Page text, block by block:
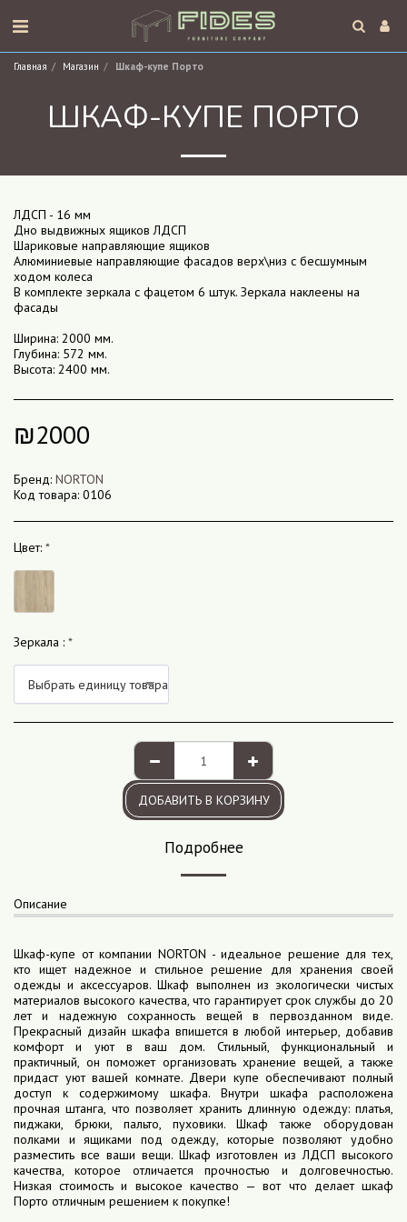
Главная Магазин Шкаф-купе Порто
ШКАФ-КУПЕ ПОРТО
ЛДСП - 16 мм
Дно выдвижных ящиков ЛДСП
Шариковые направляющие ящиков
Алюминиевые направляющие фасадов верх\низ с бесшумным
ходом колеса
В комплекте зеркала с фацетом 6 штук. Зеркала наклеены на
фасады
Ширина: 2000 мм.
Глубина: 572 мм.
Высота: 2400 мм.
₪2000
Бренд: NORTON
Код товара: 0106
Цвет: *
Зеркала : *
Выбрать единицу товара
ДОБАВИТЬ В КОРЗИНУ
Подробнее
Описание
Шкаф-купе от компании NORTON - идеальное решение для тех,
кто ищет надежное и стильное решение для хранения своей
одежды и аксессуаров. Шкаф выполнен из экологически чистых
материалов высокого качества, что гарантирует срок службы до 20
лет и надежную сохранность вещей в первозданном виде.
Прекрасный дизайн шкафа впишется в любой интерьер, добавив
комфорт и уют в ваш дом. Стильный, функциональный и
практичный, он поможет организовать хранение вещей, а также
придаст уют вашей комнате. Двери купе обеспечивают полный
доступ к содержимому шкафа. Внутри шкафа расположена
прочная штанга, что позволяет хранить длинную одежду: платья,
пиджаки, брюки, пальто, пуховики. Шкаф также оборудован
полками и ящиками под одежду, которые позволяют удобно
разместить все ваши вещи. Шкаф изготовлен из ЛДСП высокого
качества, которое отличается прочностью и долговечностью.
Низкая стоимость и высокое качество — вот что делает шкаф
Порто отличным решением к покупке!